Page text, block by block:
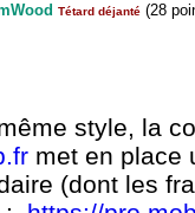
Tétard déjanté (28
style, la
met en place
(dont les